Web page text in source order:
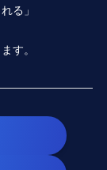
る」
す。